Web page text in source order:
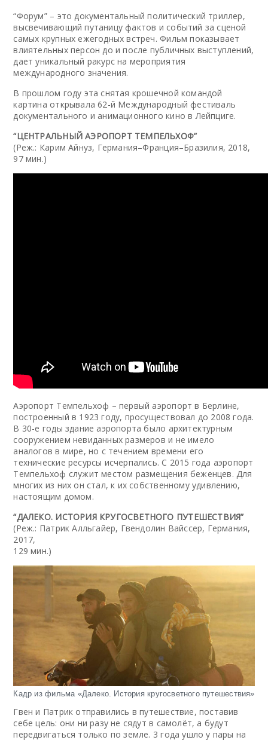
“Форум” – это документальный политический триллер,
высвечивающий путаницу фактов и событий за сценой
самых крупных ежегодных встреч. Фильм показывает
влиятельных персон до и после публичных выступлений,
дает уникальный ракурс на мероприятия
международного значения.
В прошлом году эта снятая крошечной командой
картина открывала 62-й Международный фестиваль
документального и анимационного кино в Лейпциге.
“ЦЕНТРАЛЬНЫЙ АЭРОПОРТ ТЕМПЕЛЬХОФ”
(Реж.: Карим Айнуз, Германия–Франция–Бразилия, 2018,
97 мин.)
Аэропорт Темпельхоф – первый аэропорт в Берлине,
построенный в 1923 году, просуществовал до 2008 года.
В 30-е годы здание аэропорта было архитектурным
сооружением невиданных размеров и не имело
аналогов в мире, но с течением времени его
технические ресурсы исчерпались. С 2015 года аэропорт
Темпельхоф служит местом размещения беженцев. Для
многих из них он стал, к их собственному удивлению,
настоящим домом.
“ДАЛЕКО. ИСТОРИЯ КРУГОСВЕТНОГО ПУТЕШЕСТВИЯ”
(Реж.: Патрик Алльгайер, Гвендолин Вайссер, Германия,
2017,
129 мин.)
Кадр из фильма «Далеко. История кругосветного путешествия»
Гвен и Патрик отправились в путешествие, поставив
себе цель: они ни разу не сядут в самолёт, а будут
передвигаться только по земле. 3 года ушло у пары на